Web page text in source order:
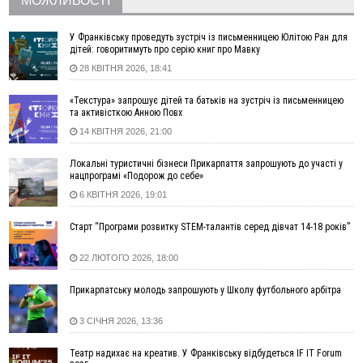
далеко за межами Коломиї
16:42
Поблизу Франківська п'яний на Chevrolet втікав від поліції
16:27
На Прикарпатті триває декларування вогнепальної зброї:
уже зареєстровано 282 одиниці
рекомендації до зарахування на бакалаврат у ВНЗ
15:28
Кілька вулиць у Долині тимчасово залишаться без газу
15:02
ФОТО У Старуні відбулася Патріарша проща
14:35
Не знає англійську на достатньому рівні. Франківець Лев
Кишакевич не зможе стати суддею Міжнародного
кримінального суду
14:14
У Ворохті проведуть Кубок ФЛСУ зі стрибків на лижах,
пам'яті оборонця Богдана Бухонка
13:30
ФОТО На Калущині розшукали чоловіка, який три дні
блукав у лісі
13:14
Боднар розповів про реакцію влади Польщі на атаки на
українців та про зміни після 23 серпня
12:31
ВІДЕО
"Едельвейси" щемливо привітали рідну Коломию з
Днем міста
У Франківську проведуть зустріч із письменницею Юлітою Ран для
дітей: говоритимуть про серію книг про Мавку
28 КВІТНЯ 2026, 18:41
«Текстура» запрошує дітей та батьків на зустріч із письменницею
та активісткою Анною Повх
14 КВІТНЯ 2026, 21:00
Локальні туристичні бізнеси Прикарпаття запрошують до участі у
нацпрограмі «Подорож до себе»
6 КВІТНЯ 2026, 19:01
Старт “Програми розвитку STEM-талантів серед дівчат 14-18 років”
22 ЛЮТОГО 2026, 18:00
Прикарпатську молодь запрошують у Школу футбольного арбітра
3 СІЧНЯ 2026, 13:36
Театр надихає на креатив. У Франківську відбудеться IF IT Forum